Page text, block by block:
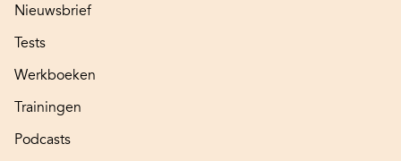
Nieuwsbrief
Tests
Werkboeken
Trainingen
Podcasts